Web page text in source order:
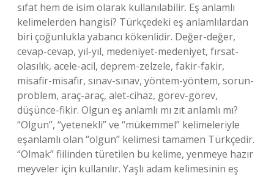
sıfat hem de isim olarak kullanılabilir. Eş anlamlı
kelimelerden hangisi? Türkçedeki eş anlamlılardan
biri çoğunlukla yabancı kökenlidir. Değer-değer,
cevap-cevap, yıl-yıl, medeniyet-medeniyet, fırsat-
olasılık, acele-acil, deprem-zelzele, fakir-fakir,
misafir-misafir, sınav-sınav, yöntem-yöntem, sorun-
problem, araç-araç, alet-cihaz, görev-görev,
düşünce-fikir. Olgun eş anlamlı mı zıt anlamlı mı?
“Olgun”, “yetenekli” ve “mükemmel” kelimeleriyle
eşanlamlı olan “olgun” kelimesi tamamen Türkçedir.
“Olmak” fiilinden türetilen bu kelime, yenmeye hazır
meyveler için kullanılır. Yaşlı adam kelimesinin eş